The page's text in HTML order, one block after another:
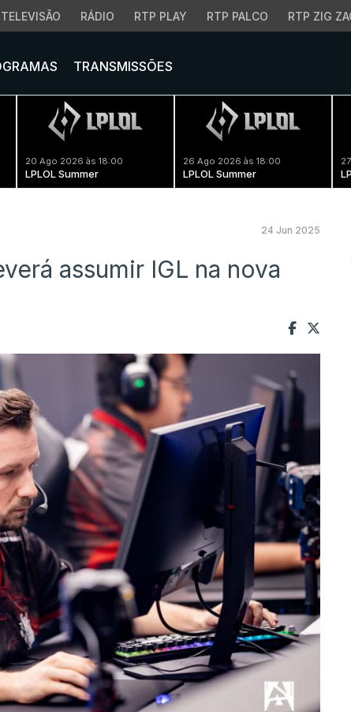
TELEVISÃO RÁDIO RTP PLAY RTP PALCO RTP ZIG
TRANSMISSÕES
20 Ago 2026 às 18:00
LPLOL Summer
26 Ago 2026 às 18:00
LPLOL Summer
24 Jun 2025
assumir IGL na nova